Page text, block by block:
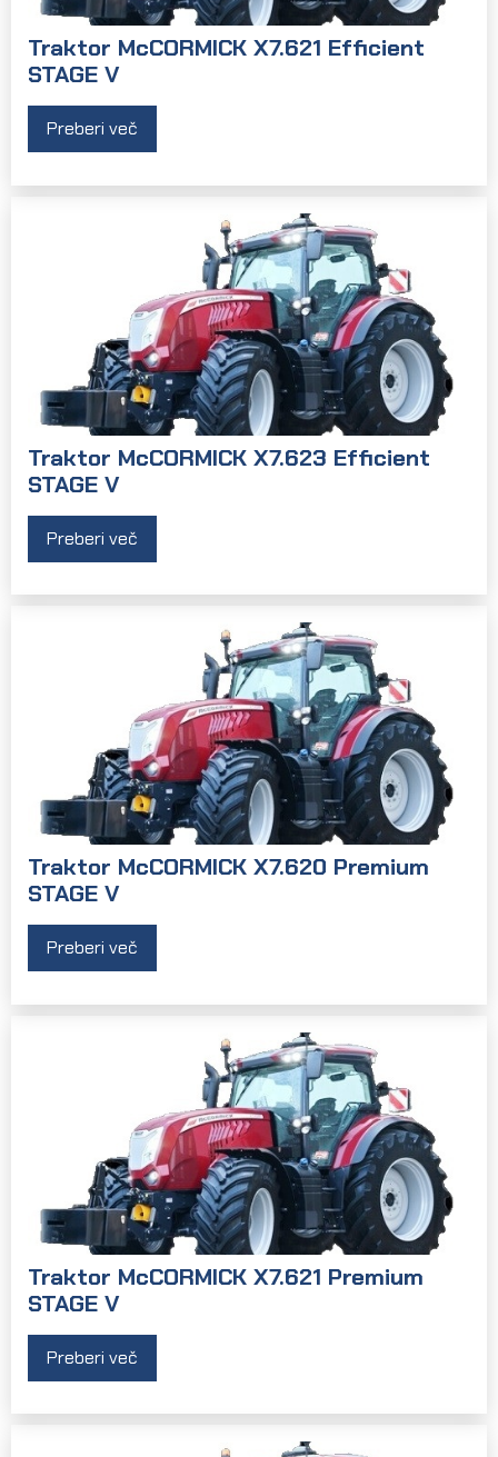
Traktor McCORMICK X7.621 Efficient
STAGE V
Preberi več
Traktor McCORMICK X7.623 Efficient
STAGE V
Preberi več
Traktor McCORMICK X7.620 Premium
STAGE V
Preberi več
Traktor McCORMICK X7.621 Premium
STAGE V
Preberi več